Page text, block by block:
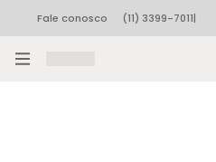
Fale conosco (11) 3399-7011|